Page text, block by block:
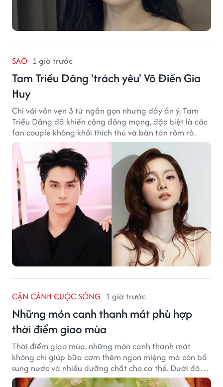
SAO 1 giờ trước
Tam Triều Dâng 'trách yêu' Võ Điền Gia
Huy
Chỉ với vỏn vẹn 3 từ ngắn gọn nhưng đầy ẩn ý, Tam
Triều Dâng đã khiến cộng đồng mạng, đặc biệt là các
fan couple không khỏi thích thú và bàn tán rôm rả.
CẬN CẢNH CUỘC SỐNG 1 giờ trước
Những món canh thanh mát phù hợp
thời điểm giao mùa
Thời điểm giao mùa, những món canh thanh mát
không chỉ giúp bữa cơm thêm ngon miệng mà còn bổ
sung nước và nhiều dưỡng chất cho cơ thể. Dưới đây
là một số món canh đơn giản, dễ nấu, phù hợp cho cả